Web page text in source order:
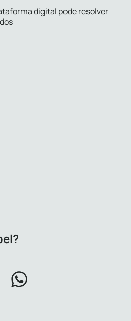
digital pode resolver